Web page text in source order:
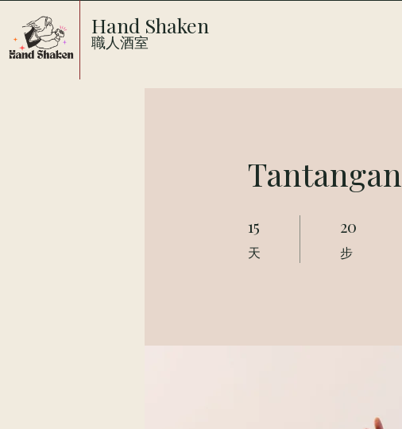
Hand Shaken
職人酒室
15
天
20
步